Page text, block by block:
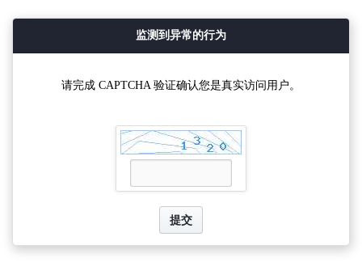
监测到异常的行为
请完成 CAPTCHA 验证确认您是真实访问用户。